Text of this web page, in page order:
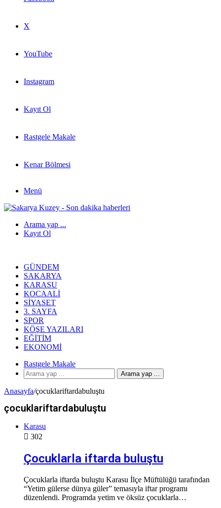
X
YouTube
Instagram
Kayıt Ol
Rastgele Makale
Kenar Bölmesi
Menü
Arama yap ...
Kayıt Ol
GÜNDEM
SAKARYA
KARASU
KOCAALI
SIYASET
3. SAYFA
SPOR
KÖŞE YAZILARI
EĞITIM
EKONOMI
Rastgele Makale
Arama yap ...
Anasayfa/çocuklariftardabuluştu
çocuklariftardabuluştu
Karasu
302
Çocuklarla iftarda buluştu
Çocuklarla iftarda buluştu Karasu İlçe Müftülüğü tarafından
“Yetim gülerse dünya güler” temasıyla iftar programı
düzenlendi. Programda yetim ve öksüz çocuklarla…